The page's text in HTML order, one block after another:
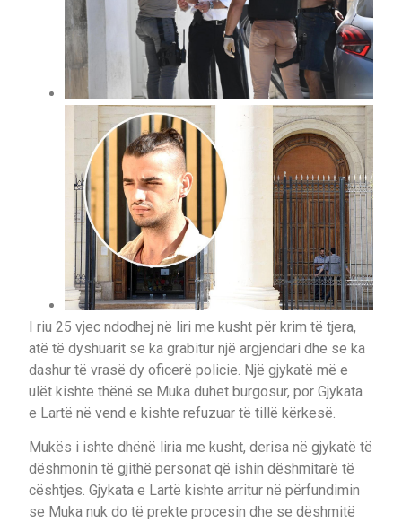
I riu 25 vjec ndodhej në liri me kusht për krim të tjera,
atë të dyshuarit se ka grabitur një argjendari dhe se ka
dashur të vrasë dy oficerë policie. Një gjykatë më e
ulët kishte thënë se Muka duhet burgosur, por Gjykata
e Lartë në vend e kishte refuzuar të tillë kërkesë.
Mukës i ishte dhënë liria me kusht, derisa në gjykatë të
dëshmonin të gjithë personat që ishin dëshmitarë të
cështjes. Gjykata e Lartë kishte arritur në përfundimin
se Muka nuk do të prekte procesin dhe se dëshmitë